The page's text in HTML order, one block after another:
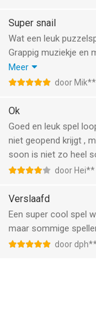
Super snail
Wat een leuk
Grappig muziekje en
leuk
Hoewel de levels op
Meer
door
Ok
Goed en leuk spel
niet geopend krijgt ,
soon is niet zo heel
door Hei**
Verslaafd
Een super cool spel
maar sommige
door